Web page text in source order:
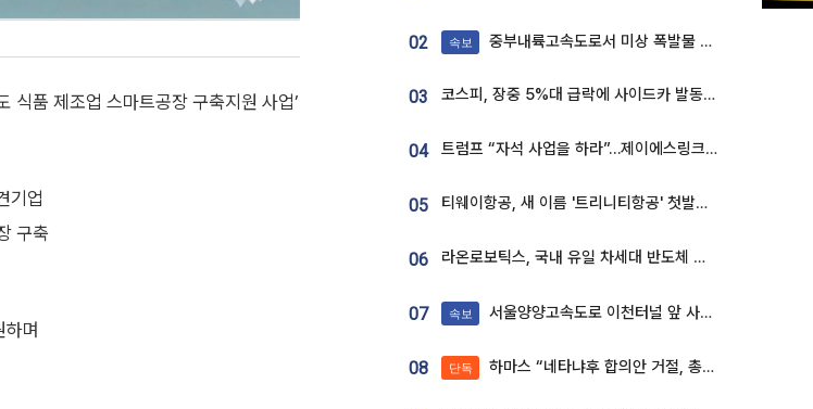
식품 제조업 스마트공장 구축지원 사업’
기업
구축
며
02 속보 중부내륙고속도로서 미상 폭발물 발견
03 코스피, 장중 5%대 급락에 사이드카 발동…삼성·SK 동반 폭락
04 트럼프 “자석 사업을 하라”…제이에스링크, 비중국 영구자석 공급망 구축 속도
05 티웨이항공, 새 이름 '트리니티항공' 첫발…SSC 전략 본격화
06 라온로보틱스, 국내 유일 차세대 반도체 공정 로봇 개발 ‘고객사 테스트 진행’
07 속보 서울양양고속도로 이천터널 앞 사고 발생
08 단독 하마스 “네타냐후 합의안 거절, 총선 앞두고 시간 끌기”